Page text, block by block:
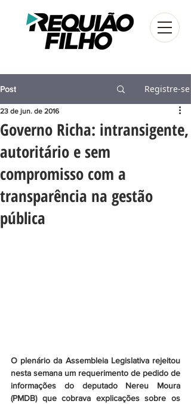
Post Registre-se
Governo Richa: intransigente,
autoritário e sem
compromisso com a
transparência na gestão
pública
23 de jun. de 2016
O plenário da Assembleia Legislativa rejeitou
nesta semana um requerimento de pedido de
informações do deputado Nereu Moura
(PMDB) que cobrava explicações sobre os